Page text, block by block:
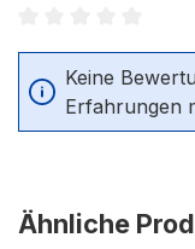
Durchschnittliche
Keine
Erfahrungen
Ähnliche